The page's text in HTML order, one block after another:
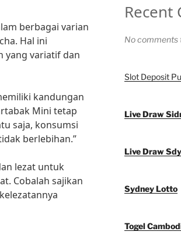
berbagai varian
Hal ini
yang variatif dan
kandungan
Mini tetap
saja, konsumsi
berlebihan.”
lezat untuk
Cobalah sajikan
Recent
No comments
Slot Deposit
Live Draw
Live Draw Sdy
Sydney Lotto
Togel